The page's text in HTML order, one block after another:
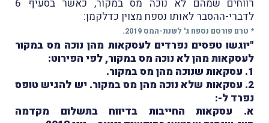
רווחים שמהם לא נוכה מס במקור, כאשר בסעיף 6
לדברי-ההסבר לאותו נספח מצוין כדלקמן:
* טרם פורסם נספח ג' לשנת-המס 2019.
"יוגשו טפסים נפרדים לעסקאות מהן נוכה מס במקור
לעסקאות מהן לא נוכה מס במקור, לפי הפירוט:
1. עסקאות שנוכה מהן מס במקור.
2. עסקאות שלא נוכה מהן מס במקור. יש להגיש טופס
נפרד ל-:
א. עסקאות החייבות בדיווח בתשלום מקדמה